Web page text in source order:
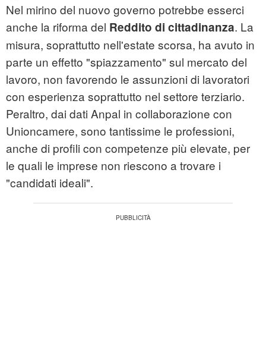
Nel mirino del nuovo governo potrebbe esserci
anche la riforma del Reddito di cittadinanza. La
misura, soprattutto nell'estate scorsa, ha avuto in
parte un effetto "spiazzamento" sul mercato del
lavoro, non favorendo le assunzioni di lavoratori
con esperienza soprattutto nel settore terziario.
Peraltro, dai dati Anpal in collaborazione con
Unioncamere, sono tantissime le professioni,
anche di profili con competenze più elevate, per
le quali le imprese non riescono a trovare i
"candidati ideali".